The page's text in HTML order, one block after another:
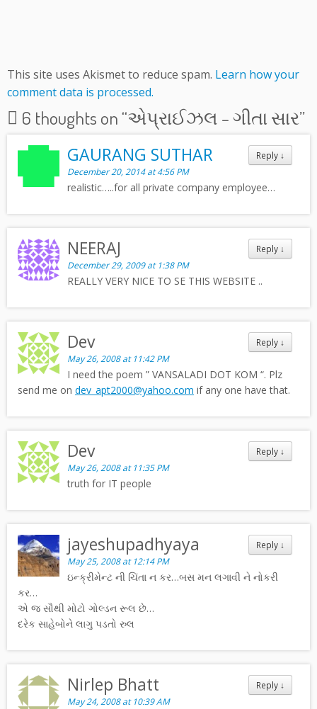
This site uses Akismet to reduce spam. Learn how your
comment data is processed.
6 thoughts on “એપ્રાઈઝલ – ગીતા સાર”
Reply ↓
GAURANG SUTHAR
December 20, 2014 at 4:56 PM
realistic…..for all private company employee…
Reply ↓
NEERAJ
December 29, 2009 at 1:38 PM
REALLY VERY NICE TO SE THIS WEBSITE ..
Reply ↓
Dev
May 26, 2008 at 11:42 PM
I need the poem ” VANSALADI DOT KOM “. Plz
send me on dev_apt2000@yahoo.com if any one have that.
Reply ↓
Dev
May 26, 2008 at 11:35 PM
truth for IT people
Reply ↓
jayeshupadhyaya
May 25, 2008 at 12:14 PM
ઇન્ક્રીમેન્ટ ની ચિંતા ન કર…બસ મન લગાવી ને નોકરી
કર…
એ જ સૌથી મોટો ગોલ્ડન રૂલ છે…
દરેક સાહેબોને લાગુ પડતો રુલ
Reply ↓
Nirlep Bhatt
May 24, 2008 at 10:39 AM